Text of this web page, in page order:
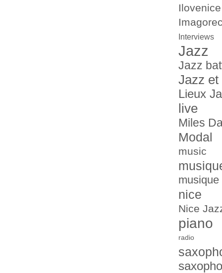
Ilovenice
Interviews
Jazz
Jazz
Jazz et
Lieux
live
Miles
Modal
music
nice
Nice
piano
radio